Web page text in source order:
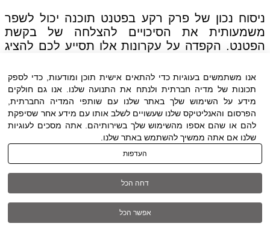
ניסוח נכון של פרק רקע בפטנט תוכנה יכול לשפר
משמעותית את הסיכויים להצלחה של בקשת
הפטנט. הקפדה על עקרונות אלו תסייע לכם להציג
ולהדגיש את החידוש והערך שהיא מציעה.
לדוגמה מפורטת ראו למשל את אחד מהפטנטים
המרכזיים של חברת WAZE שהזכרנו לעיל.
שלב 5. ניסוח פרק הפירוט של פטנט
בתחום התוכנה (Detailed Description)
פרק הפירוט של פטנט תוכנה נועד להסביר בצורה
מפורטת את האמצאה, תוך התמקדות ברכיבי
החידוש, בתהליך הפעולה וביישום המעשי. פרק זה
אנו משתמשים בעוגיות כדי להתאים אישית תוכן ומודעות, כדי לספק
תכונות של מדיה חברתית ולנתח את התנועה שלנו. אנו גם חולקים
מידע על השימוש שלך באתר שלנו עם שותפי המדיה החברתית,
הפרסום והאנליטיקס שלנו שעשויים לשלב אותו עם מידע אחר שסיפקת
להם או שהם אספו מהשימוש שלך בשירותיהם. אתה מסכים לעוגיות
שלנו אם אתה ממשיך להשתמש באתר שלנו.
העדפות
דחה הכל
אפשר הכל